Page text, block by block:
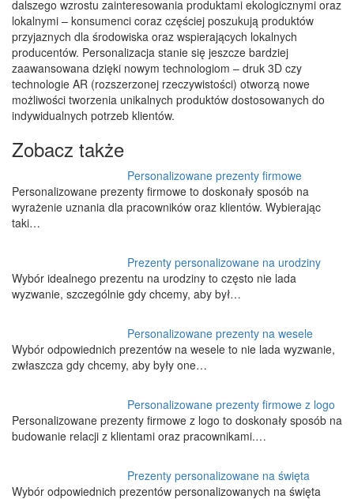
dalszego wzrostu zainteresowania produktami ekologicznymi oraz
lokalnymi – konsumenci coraz częściej poszukują produktów
przyjaznych dla środowiska oraz wspierających lokalnych
producentów. Personalizacja stanie się jeszcze bardziej
zaawansowana dzięki nowym technologiom – druk 3D czy
technologie AR (rozszerzonej rzeczywistości) otworzą nowe
możliwości tworzenia unikalnych produktów dostosowanych do
indywidualnych potrzeb klientów.
Zobacz także
Personalizowane prezenty firmowe
Personalizowane prezenty firmowe to doskonały sposób na
wyrażenie uznania dla pracowników oraz klientów. Wybierając
taki…
Prezenty personalizowane na urodziny
Wybór idealnego prezentu na urodziny to często nie lada
wyzwanie, szczególnie gdy chcemy, aby był…
Personalizowane prezenty na wesele
Wybór odpowiednich prezentów na wesele to nie lada wyzwanie,
zwłaszcza gdy chcemy, aby były one…
Personalizowane prezenty firmowe z logo
Personalizowane prezenty firmowe z logo to doskonały sposób na
budowanie relacji z klientami oraz pracownikami.…
Prezenty personalizowane na święta
Wybór odpowiednich prezentów personalizowanych na święta